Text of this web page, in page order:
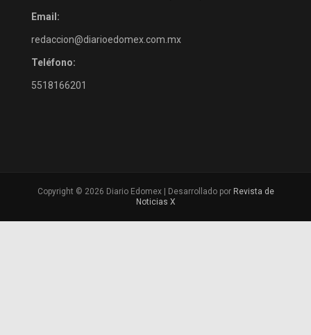
Email:
redaccion@diarioedomex.com.mx
Teléfono:
5518166201
Copyright © 2026 Diario Edomex | Desarrollado por Revista de
Noticias X